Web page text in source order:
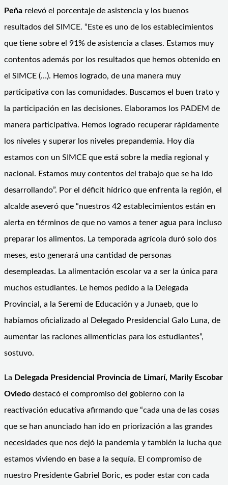
Peña relevó el porcentaje de asistencia y los buenos
resultados del SIMCE. “Este es uno de los establecimientos
que tiene sobre el 91% de asistencia a clases. Estamos muy
contentos además por los resultados que hemos obtenido en
el SIMCE (…). Hemos logrado, de una manera muy
participativa con las comunidades. Buscamos el buen trato y
la participación en las decisiones. Elaboramos los PADEM de
manera participativa. Hemos logrado recuperar rápidamente
los niveles y superar los niveles prepandemia. Hoy día
estamos con un SIMCE que está sobre la media regional y
nacional. Estamos muy contentos del trabajo que se ha ido
desarrollando”. Por el déficit hídrico que enfrenta la región, el
alcalde aseveró que “nuestros 42 establecimientos están en
alerta en términos de que no vamos a tener agua para incluso
preparar los alimentos. La temporada agrícola duró solo dos
meses, esto generará una cantidad de personas
desempleadas. La alimentación escolar va a ser la única para
muchos estudiantes. Le hemos pedido a la Delegada
Provincial, a la Seremi de Educación y a Junaeb, que lo
habíamos oficializado al Delegado Presidencial Galo Luna, de
aumentar las raciones alimenticias para los estudiantes”,
sostuvo.
La Delegada Presidencial Provincia de Limarí, Marily Escobar
Oviedo destacó el compromiso del gobierno con la
reactivación educativa afirmando que “cada una de las cosas
que se han anunciado han ido en priorización a las grandes
necesidades que nos dejó la pandemia y también la lucha que
estamos viviendo en base a la sequía. El compromiso de
nuestro Presidente Gabriel Boric, es poder estar con cada